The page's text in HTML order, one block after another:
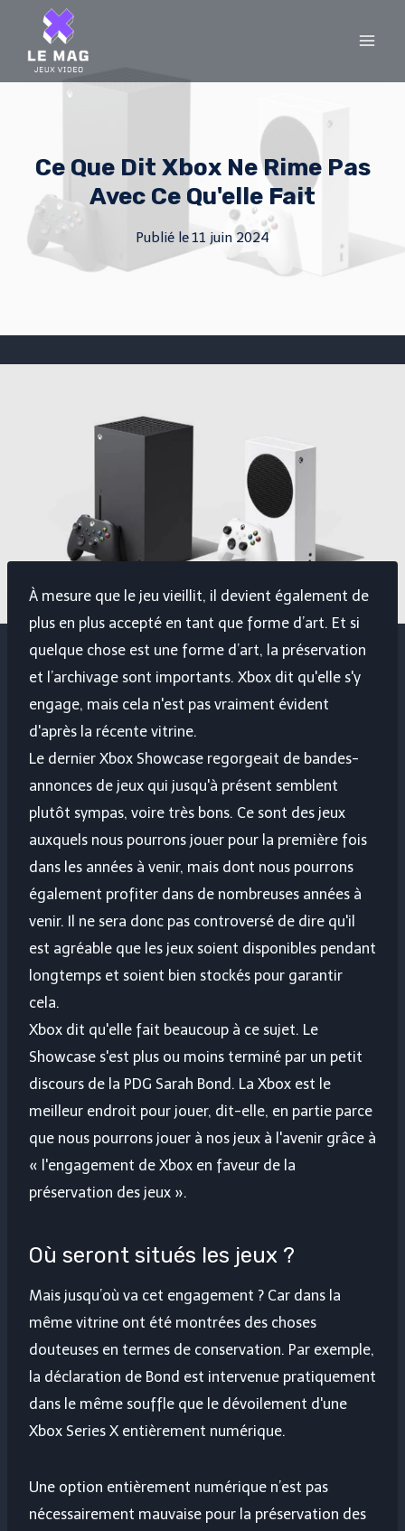
content
Ce Que Dit Xbox Ne Rime Pas
Avec Ce Qu'elle Fait
Publié le11 juin 2024
À mesure que le jeu vieillit, il devient également de
plus en plus accepté en tant que forme d’art. Et si
quelque chose est une forme d’art, la préservation
et l’archivage sont importants. Xbox dit qu'elle s'y
engage, mais cela n'est pas vraiment évident
d'après la récente vitrine.
Le dernier Xbox Showcase regorgeait de bandes-
annonces de jeux qui jusqu'à présent semblent
plutôt sympas, voire très bons. Ce sont des jeux
auxquels nous pourrons jouer pour la première fois
dans les années à venir, mais dont nous pourrons
également profiter dans de nombreuses années à
venir. Il ne sera donc pas controversé de dire qu'il
est agréable que les jeux soient disponibles pendant
longtemps et soient bien stockés pour garantir
cela.
Xbox dit qu'elle fait beaucoup à ce sujet. Le
Showcase s'est plus ou moins terminé par un petit
discours de la PDG Sarah Bond. La Xbox est le
meilleur endroit pour jouer, dit-elle, en partie parce
que nous pourrons jouer à nos jeux à l'avenir grâce à
« l'engagement de Xbox en faveur de la
préservation des jeux ».
Où seront situés les jeux ?
Mais jusqu’où va cet engagement ? Car dans la
même vitrine ont été montrées des choses
douteuses en termes de conservation. Par exemple,
la déclaration de Bond est intervenue pratiquement
dans le même souffle que le dévoilement d'une
Xbox Series X entièrement numérique.
Une option entièrement numérique n’est pas
nécessairement mauvaise pour la préservation des